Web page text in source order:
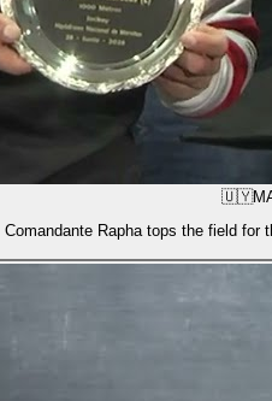
🇺🇾
Comandante Rapha tops the field for